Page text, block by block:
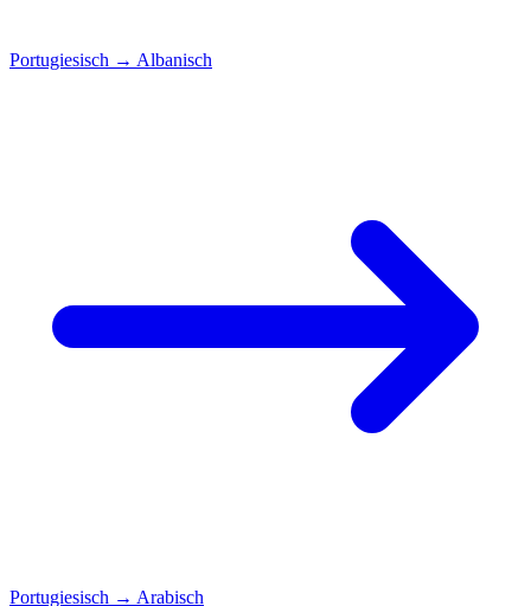
Portugiesisch → Albanisch
Portugiesisch → Arabisch